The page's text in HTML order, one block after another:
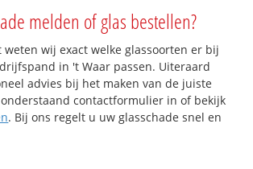
melden of glas bestellen?
weten wij exact welke glassoorten er bij
in 't Waar passen. Uiteraard
advies bij het maken van de juiste
contactformulier in of bekijk
. Bij ons regelt u uw glasschade snel en